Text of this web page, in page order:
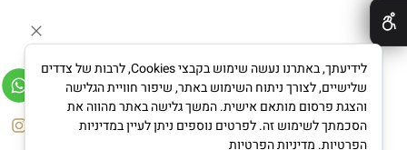
בניית אתרים
לידיעתך, באתרנו נעשה שימוש בקבצי Cookies, לרבות של צדדים
שלישיים, לצורך ניתוח השימוש באתר, שיפור חוויית הגלישה
והצגת פרסום מותאם אישית. המשך גלישה באתר מהווה את
הסכמתך לשימוש זה. לפרטים נוספים ניתן לעיין במדיניות
הפרטיות. מדיניות הפרטיות